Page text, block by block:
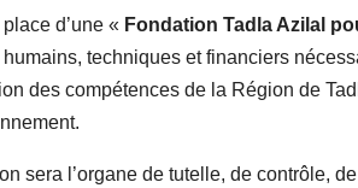
d’une « Fondation Tadla Azilal
techniques et financiers
des compétences de la Région de
sera l’organe de tutelle, de contrôle,